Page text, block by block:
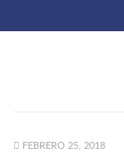
FEBRERO 25, 2018